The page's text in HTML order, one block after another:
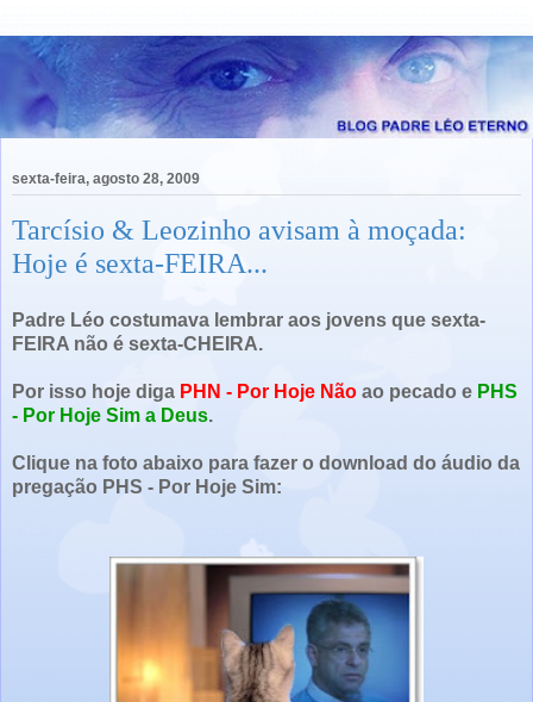
sexta-feira, agosto 28, 2009
Tarcísio & Leozinho avisam à moçada:
Hoje é sexta-FEIRA...
Padre Léo costumava lembrar aos jovens que sexta-
FEIRA não é sexta-CHEIRA.
Por isso hoje diga PHN - Por Hoje Não ao pecado e PHS
- Por Hoje Sim a Deus.
Clique na foto abaixo para fazer o download do áudio da
pregação PHS - Por Hoje Sim: